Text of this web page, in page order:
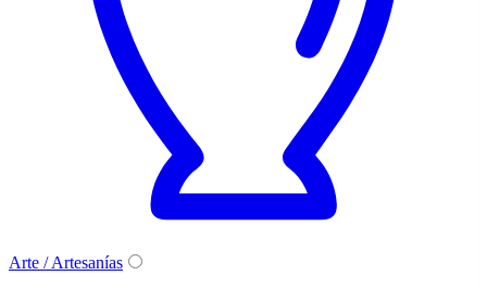
Arte / Artesanías